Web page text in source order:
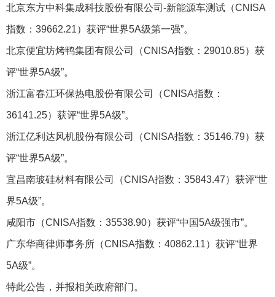
北京东方中科集成科技股份有限公司-新能源车测试‌（CNISA
指数：39662.21）获评“世界5A级第一强”。
北京便宜坊烤鸭集团有限公司（CNISA指数：29010.85）获
评“世界5A级”。
浙江富春江环保热电股份有限公司（CNISA指数：
36141.25）获评“世界5A级”。
浙江亿利达风机股份有限公司（CNISA指数：35146.79）获
评“世界5A级”。
宜昌南玻硅材料有限公司（CNISA指数：35843.47）获评“世
界5A级”。
咸阳市（CNISA指数：35538.90）获评“中国5A级强市”。
广东华商律师事务所（CNISA指数：40862.11）获评“世界
5A级”。
特此公告，并报相关政府部门。